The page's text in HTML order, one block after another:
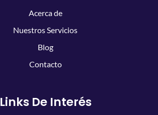
Acerca de
Nuestros Servicios
Blog
Contacto
Links De Interés